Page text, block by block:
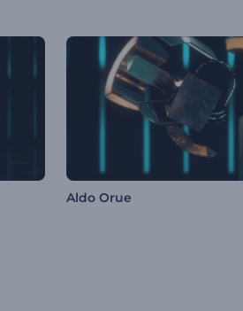
Aldo Orue